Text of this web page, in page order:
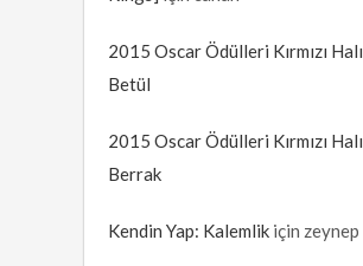
2015 Oscar Ödülleri Kırmızı Halı
Betül
2015 Oscar Ödülleri Kırmızı Halı
Berrak
Kendin Yap: Kalemlik için zeynep